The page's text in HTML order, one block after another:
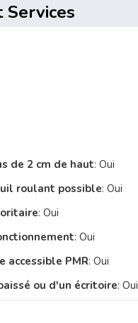
de 2 cm de haut: Oui
roulant possible: Oui
: Oui
: Oui
accessible PMR: Oui
ou d'un écritoire: Oui